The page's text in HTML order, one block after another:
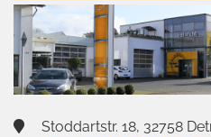
Stoddartstr. 18, 32758